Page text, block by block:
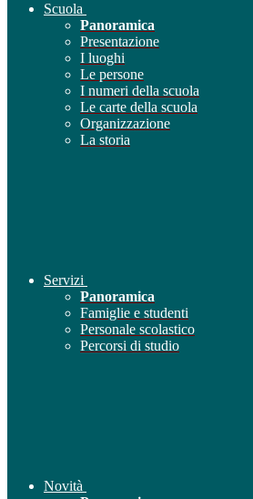
Scuola
Panoramica
Presentazione
I luoghi
Le persone
I numeri della scuola
Le carte della scuola
Organizzazione
La storia
Servizi
Panoramica
Famiglie e studenti
Personale scolastico
Percorsi di studio
Novità